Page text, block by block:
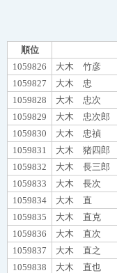
順位
1059826
大木 竹彦
1059827
大木 忠
1059828
大木 忠次
1059829
大木 忠次郎
1059830
大木 忠禎
1059831
大木 猪四郎
1059832
大木 長三郎
1059833
大木 長次
1059834
大木 直
1059835
大木 直克
1059836
大木 直次
1059837
大木 直之
1059838
大木 直也